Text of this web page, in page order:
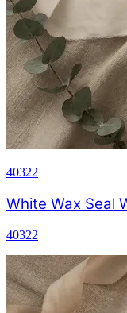
40322
White Wax Seal
40322